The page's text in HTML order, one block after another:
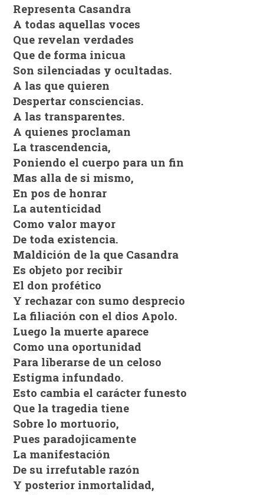
Representa Casandra
A todas aquellas voces
Que revelan verdades
Que de forma inicua
Son silenciadas y ocultadas.
A las que quieren
Despertar consciencias.
A las transparentes.
A quienes proclaman
La trascendencia,
Poniendo el cuerpo para un fin
Mas alla de si mismo,
En pos de honrar
La autenticidad
Como valor mayor
De toda existencia.
Maldición de la que Casandra
Es objeto por recibir
El don profético
Y rechazar con sumo desprecio
La filiación con el dios Apolo.
Luego la muerte aparece
Como una oportunidad
Para liberarse de un celoso
Estigma infundado.
Esto cambia el carácter funesto
Que la tragedia tiene
Sobre lo mortuorio,
Pues paradojicamente
La manifestación
De su irrefutable razón
Y posterior inmortalidad,